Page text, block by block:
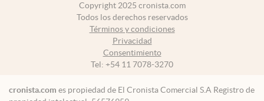
Copyright 2025 cronista.com
Todos los derechos reservados
Términos y condiciones
Privacidad
Consentimiento
Tel: +54 11 7078-3270
cronista.com es propiedad de El Cronista Comercial S.A Registro de